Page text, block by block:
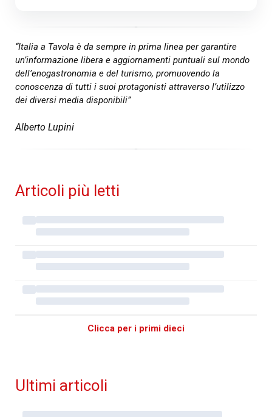
“Italia a Tavola è da sempre in prima linea per garantire
un’informazione libera e aggiornamenti puntuali sul mondo
dell’enogastronomia e del turismo, promuovendo la
conoscenza di tutti i suoi protagonisti attraverso l’utilizzo
dei diversi media disponibili”
Alberto Lupini
Articoli più letti
Clicca per i primi dieci
Ultimi articoli